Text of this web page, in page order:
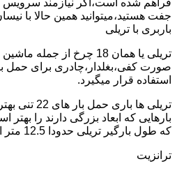
فراهم شده است،اگر نیازمند سرویس
جفت هستید،میتوانید همین حالا با
باربری با تریلی
تریلی یا همان 18 چرخ از
صورت کفی،بغلدار،چادری برای حمل
استفاده قرار میگیرد.
تریلی ها
بارهایی که ابعاد بزرگی دارند را بهتر
که طول بارگیر تریلی حدودا 12.5 متر است.
ترانزیت